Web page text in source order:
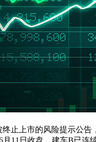
止上市的风险提示公